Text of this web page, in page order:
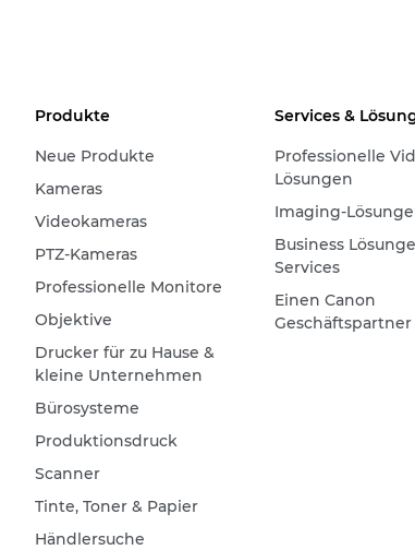
Produkte
Neue Produkte
Kameras
Videokameras
PTZ-Kameras
Professionelle Monitore
Objektive
Drucker für zu Hause &
kleine Unternehmen
Bürosysteme
Produktionsdruck
Scanner
Tinte, Toner & Papier
Händlersuche
Services &
Professionelle
Lösungen
Imaging-
Business
Services
Einen Canon